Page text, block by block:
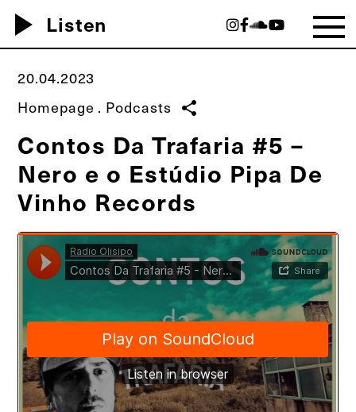
play_arrow Listen
20.04.2023
Homepage . Podcasts share
Contos Da Trafaria #5 –
Nero e o Estúdio Pipa De
Vinho Records